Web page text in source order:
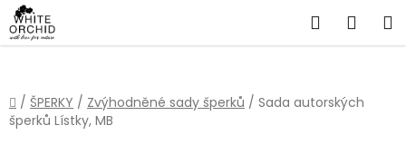
Přejít
na
obsah
Hledat
Domů
/ ŠPERKY / Zvýhodněné sady šperků / Sada autorských
šperků Lístky, MB